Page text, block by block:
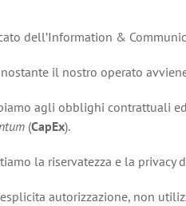
dell’Information &
il nostro operato
agli obblighi contrattuali
(CapEx).
la riservatezza e la
autorizzazione, non